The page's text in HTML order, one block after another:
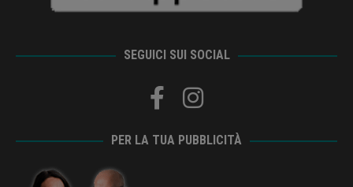
SEGUICI SUI SOCIAL
PER LA TUA PUBBLICITÀ